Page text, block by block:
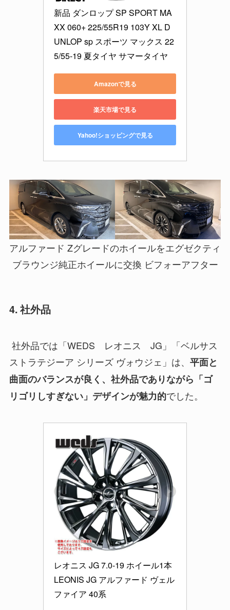
新品 ダンロップ SP SPORT MA
XX 060+ 225/55R19 103Y XL D
UNLOP sp スポーツ マックス 22
5/55-19 夏タイヤ サマータイヤ
Amazonで見る
楽天市場で見る
Yahoo!ショッピングで見る
アルファード Zグレードのホイールをエグゼクティ
ブラウンジ純正ホイールに交換 ビフォーアフター
4. 社外品
社外品では「WEDS レオニス JG」「ベルサス
ストラテジーア シリーズ ヴォウジェ」は、 平面と
曲面のバランスが良く、社外品でありながら「ゴ
リゴリしすぎない」デザインが魅力的でした。
レオニス JG 7.0-19 ホイール1本
LEONIS JG アルファード ヴェル
ファイア 40系